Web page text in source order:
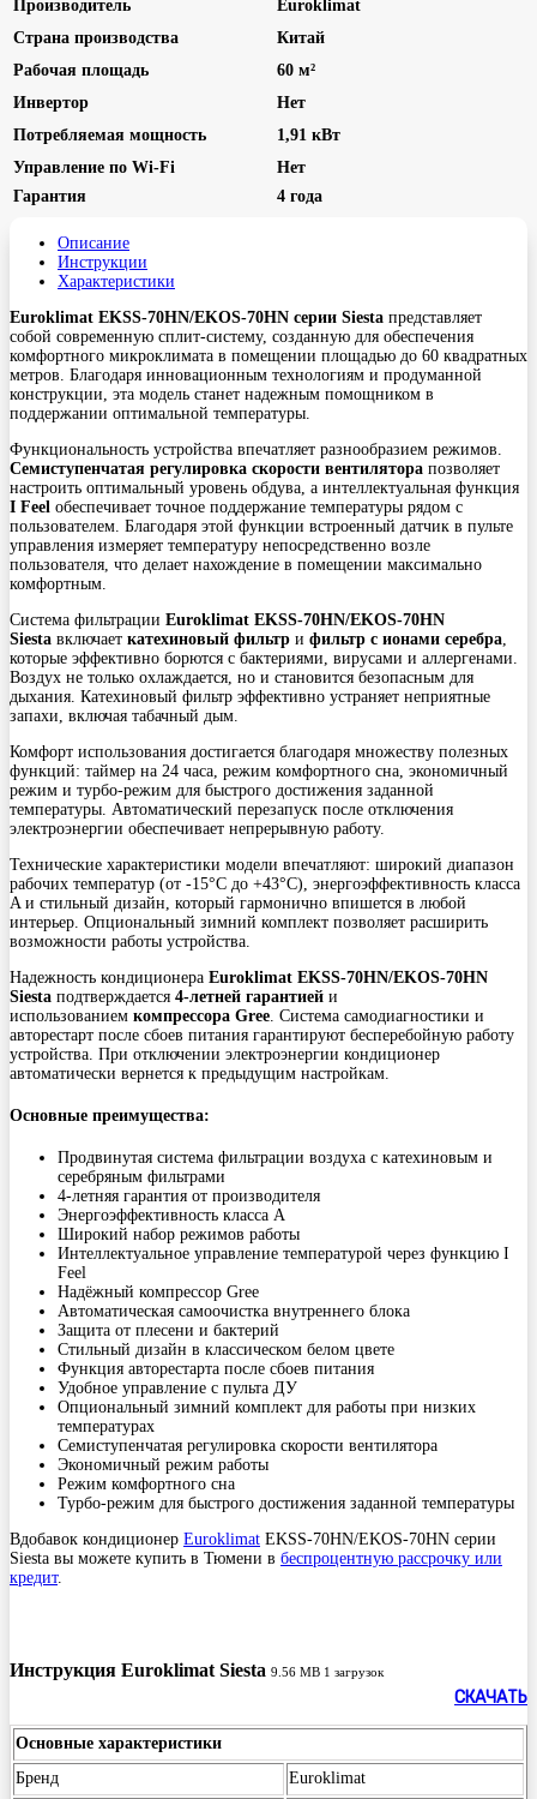
Производитель
Euroklimat
Страна производства
Китай
Рабочая площадь
60 м²
Инвертор
Нет
Потребляемая мощность
1,91 кВт
Управление по Wi-Fi
Нет
Гарантия
4 года
Описание
Инструкции
Характеристики
Euroklimat EKSS-70HN/EKOS-70HN серии Siesta представляет
собой современную сплит-систему, созданную для обеспечения
комфортного микроклимата в помещении площадью до 60 квадратных
метров. Благодаря инновационным технологиям и продуманной
конструкции, эта модель станет надежным помощником в
поддержании оптимальной температуры.
Функциональность устройства впечатляет разнообразием режимов.
Семиступенчатая регулировка скорости вентилятора позволяет
настроить оптимальный уровень обдува, а интеллектуальная функция
I Feel обеспечивает точное поддержание температуры рядом с
пользователем. Благодаря этой функции встроенный датчик в пульте
управления измеряет температуру непосредственно возле
пользователя, что делает нахождение в помещении максимально
комфортным.
Система фильтрации Euroklimat EKSS-70HN/EKOS-70HN
Siesta включает катехиновый фильтр и фильтр с ионами серебра,
которые эффективно борются с бактериями, вирусами и аллергенами.
Воздух не только охлаждается, но и становится безопасным для
дыхания. Катехиновый фильтр эффективно устраняет неприятные
запахи, включая табачный дым.
Комфорт использования достигается благодаря множеству полезных
функций: таймер на 24 часа, режим комфортного сна, экономичный
режим и турбо-режим для быстрого достижения заданной
температуры. Автоматический перезапуск после отключения
электроэнергии обеспечивает непрерывную работу.
Технические характеристики модели впечатляют: широкий диапазон
рабочих температур (от -15°C до +43°C), энергоэффективность класса
A и стильный дизайн, который гармонично впишется в любой
интерьер. Опциональный зимний комплект позволяет расширить
возможности работы устройства.
Надежность кондиционера Euroklimat EKSS-70HN/EKOS-70HN
Siesta подтверждается 4-летней гарантией и
использованием компрессора Gree. Система самодиагностики и
авторестарт после сбоев питания гарантируют бесперебойную работу
устройства. При отключении электроэнергии кондиционер
автоматически вернется к предыдущим настройкам.
Основные преимущества:
Продвинутая система фильтрации воздуха с катехиновым и
серебряным фильтрами
4-летняя гарантия от производителя
Энергоэффективность класса A
Широкий набор режимов работы
Интеллектуальное управление температурой через функцию I
Feel
Надёжный компрессор Gree
Автоматическая самоочистка внутреннего блока
Защита от плесени и бактерий
Стильный дизайн в классическом белом цвете
Функция авторестарта после сбоев питания
Удобное управление с пульта ДУ
Опциональный зимний комплект для работы при низких
температурах
Семиступенчатая регулировка скорости вентилятора
Экономичный режим работы
Режим комфортного сна
Турбо-режим для быстрого достижения заданной температуры
Вдобавок кондиционер Euroklimat EKSS-70HN/EKOS-70HN серии
Siesta вы можете купить в Тюмени в беспроцентную рассрочку или
кредит.
Инструкция Euroklimat Siesta 9.56 MB 1 загрузок
СКАЧАТЬ
Основные характеристики
Бренд
Euroklimat